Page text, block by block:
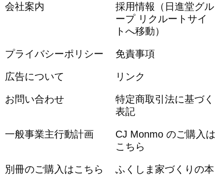
会社案内
採用情報（日進堂グル
ープ リクルートサイ
トへ移動）
プライバシーポリシー 免責事項
広告について リンク
お問い合わせ
特定商取引法に基づく
表記
一般事業主行動計画
CJ Monmo のご購入は
こちら
別冊のご購入はこちら ふくしま家づくりの本